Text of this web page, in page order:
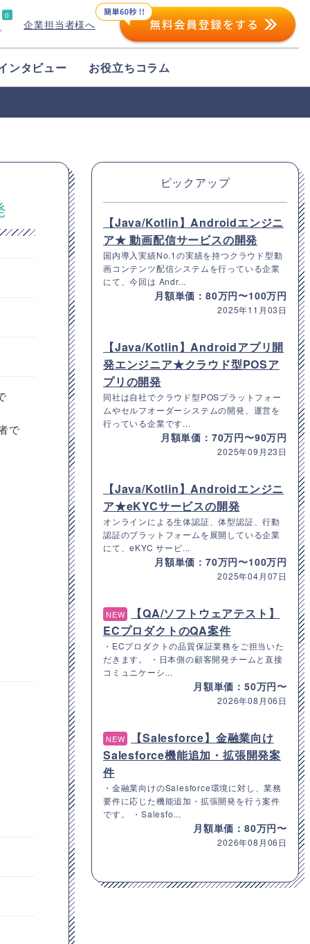
0
企業担当者様へ
ンタビュー お役立ちコラム
で
ピックアップ
【Java/Kotlin】Androidエンジニ
ア★ 動画配信サービスの開発
国内導入実績No.1の実績を持つクラウド型動
画コンテンツ配信システムを行っている企業
にて、今回は Andr...
月額単価：80万円〜100万円
2025年11月03日
【Java/Kotlin】Androidアプリ開
発エンジニア★クラウド型POSア
プリの開発
同社は自社でクラウド型POSプラットフォー
ムやセルフオーダーシステムの開発、運営を
行っている企業です...
月額単価：70万円〜90万円
2025年09月23日
【Java/Kotlin】Androidエンジニ
ア★eKYCサービスの開発
オンラインによる生体認証、体型認証、行動
認証のプラットフォームを展開している企業
にて、eKYC サービ...
月額単価：70万円〜100万円
2025年04月07日
NEW
【QA/ソフトウェアテスト】
ECプロダクトのQA案件
・ECプロダクトの品質保証業務をご担当いた
だきます。 ・日本側の顧客開発チームと直接
コミュニケーシ...
月額単価：50万円〜
2026年08月06日
NEW
【Salesforce】金融業向け
Salesforce機能追加・拡張開発案
件
・金融業向けのSalesforce環境に対し、業務
要件に応じた機能追加・拡張開発を行う案件
です。 ・Salesfo...
月額単価：80万円〜
2026年08月06日